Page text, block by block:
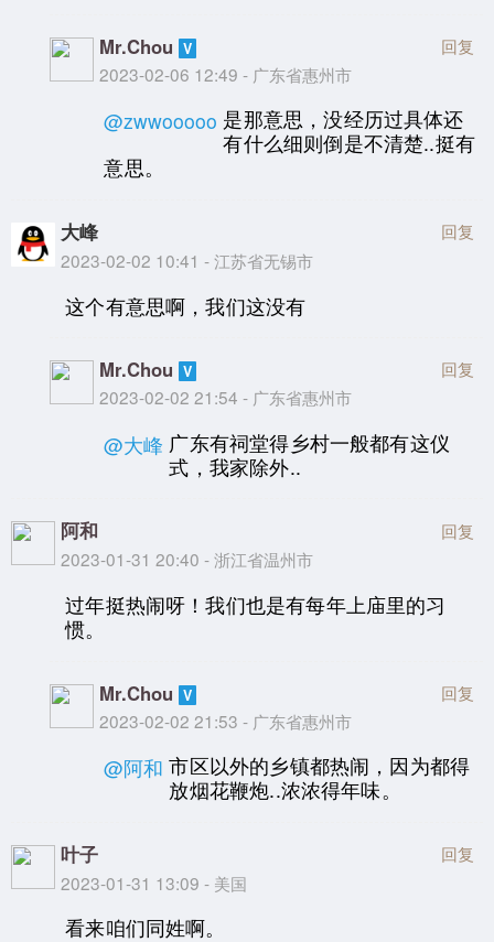
Mr.Chou
2023-02-06 12:49 - 广东省惠州市
回复
@zwwooooo 是那意思，没经历过具体还
有什么细则倒是不清楚..挺有
意思。
大峰
2023-02-02 10:41 - 江苏省无锡市
回复
这个有意思啊，我们这没有
Mr.Chou
2023-02-02 21:54 - 广东省惠州市
回复
@大峰 广东有祠堂得乡村一般都有这仪
式，我家除外..
阿和
2023-01-31 20:40 - 浙江省温州市
回复
过年挺热闹呀！我们也是有每年上庙里的习
惯。
Mr.Chou
2023-02-02 21:53 - 广东省惠州市
回复
@阿和 市区以外的乡镇都热闹，因为都得
放烟花鞭炮..浓浓得年味。
叶子
2023-01-31 13:09 - 美国
回复
看来咱们同姓啊。